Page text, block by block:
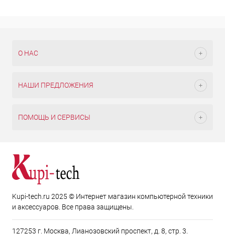
О НАС
НАШИ ПРЕДЛОЖЕНИЯ
ПОМОЩЬ И СЕРВИСЫ
Kupi-tech.ru 2025 © Интернет магазин компьютерной техники
и аксессуаров. Все права защищены.
127253 г. Москва, Лианозовский проспект, д. 8, стр. 3.